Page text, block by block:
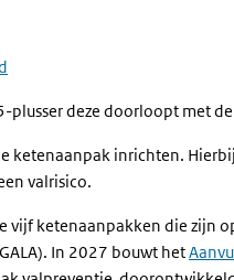
plusser deze doorloopt met
ketenaanpak inrichten.
valrisico.
vijf ketenaanpakken die zijn
In 2027 bouwt het